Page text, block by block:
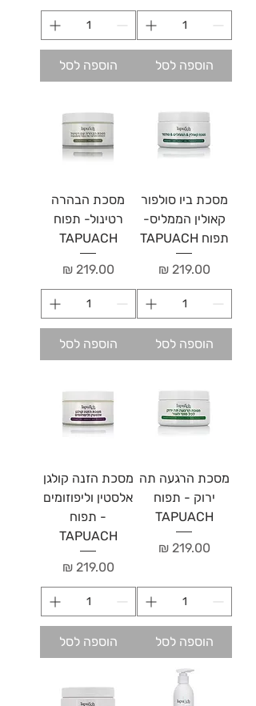
הוספה לסל הוספה לסל
מסכת ביו סולפור
קאולין הממליס-
תפוח TAPUACH
מחיר‏219.00 ‏₪
הוספה לסל
מסכת הבהרה
רטינול- תפוח
TAPUACH
מחיר‏219.00 ‏₪
הוספה לסל
מסכת הרגעה תה
ירוק - תפוח
TAPUACH
מחיר‏219.00 ‏₪
הוספה לסל
מסכת הזנה קולגן
אלסטין וליפוזומים
- תפוח
TAPUACH
מחיר‏219.00 ‏₪
הוספה לסל